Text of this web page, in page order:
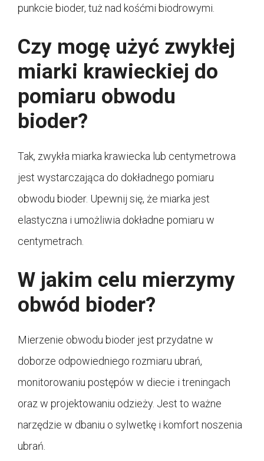
punkcie bioder, tuż nad kośćmi biodrowymi.
Czy mogę użyć zwykłej
miarki krawieckiej do
pomiaru obwodu
bioder?
Tak, zwykła miarka krawiecka lub centymetrowa
jest wystarczająca do dokładnego pomiaru
obwodu bioder. Upewnij się, że miarka jest
elastyczna i umożliwia dokładne pomiaru w
centymetrach.
W jakim celu mierzymy
obwód bioder?
Mierzenie obwodu bioder jest przydatne w
doborze odpowiedniego rozmiaru ubrań,
monitorowaniu postępów w diecie i treningach
oraz w projektowaniu odzieży. Jest to ważne
narzędzie w dbaniu o sylwetkę i komfort noszenia
ubrań.